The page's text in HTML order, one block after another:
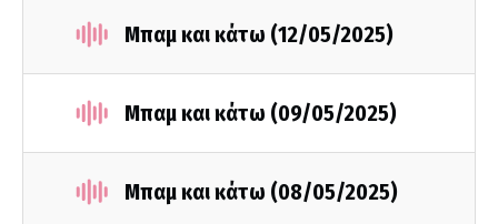
Μπαμ και κάτω (12/05/2025)
Μπαμ και κάτω (09/05/2025)
Μπαμ και κάτω (08/05/2025)